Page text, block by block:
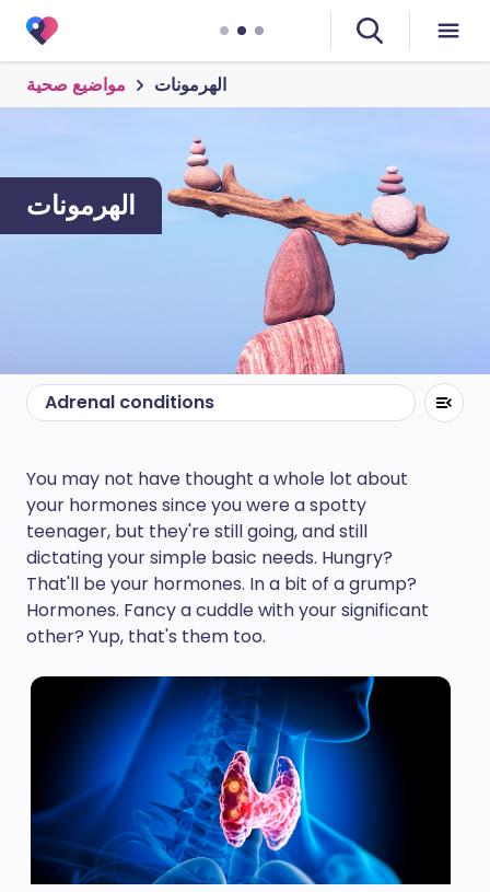
مواضيع صحية الهرمونات
الهرمونات
Adrenal conditions
You may not have thought a whole lot about
your hormones since you were a spotty
teenager, but they're still going, and still
dictating your simple basic needs. Hungry?
That'll be your hormones. In a bit of a grump?
Hormones. Fancy a cuddle with your significant
other? Yup, that's them too.